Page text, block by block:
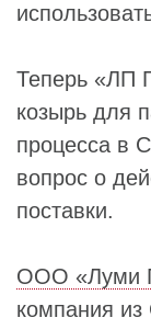
Теперь «ЛП
козырь для
процесса в
вопрос о
поставки.
ООО «Луми
компания из